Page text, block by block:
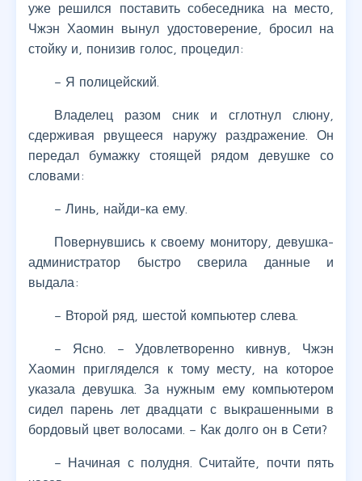
уже решился поставить собеседника на место,
Чжэн Хаомин вынул удостоверение, бросил на
стойку и, понизив голос, процедил:
– Я полицейский.
Владелец разом сник и сглотнул слюну,
сдерживая рвущееся наружу раздражение. Он
передал бумажку стоящей рядом девушке со
словами:
– Линь, найди-ка ему.
Повернувшись к своему монитору, девушка-
администратор быстро сверила данные и
выдала:
– Второй ряд, шестой компьютер слева.
– Ясно. – Удовлетворенно кивнув, Чжэн
Хаомин пригляделся к тому месту, на которое
указала девушка. За нужным ему компьютером
сидел парень лет двадцати с выкрашенными в
бордовый цвет волосами. – Как долго он в Сети?
– Начиная с полудня. Считайте, почти пять